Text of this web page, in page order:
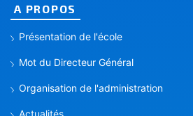
A PROPOS
Présentation de l'école
Mot du Directeur Général
Organisation de l'administration